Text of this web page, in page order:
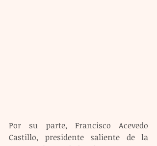
Por su parte, Francisco Acevedo
Castillo, presidente saliente de la